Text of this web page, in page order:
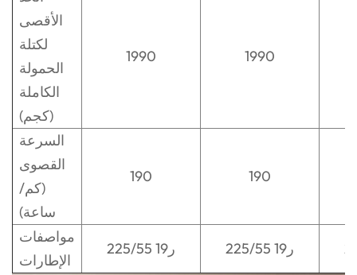
الأقصى
لكتلة
الحمولة
الكاملة
(كجم)
1990 1990
السرعة
القصوى
(كم/
ساعة)
190 190
مواصفات
الإطارات
225/55 ر19 225/55 ر19